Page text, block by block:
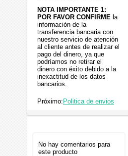
NOTA IMPORTANTE 1:
POR FAVOR CONFIRME la
información de la
transferencia bancaria con
nuestro servicio de atención
al cliente antes de realizar el
pago del dinero, ya que
podríamos no retirar el
dinero con éxito debido a la
inexactitud de los datos
bancarios.
Próximo: Politica de envios
No hay comentarios para
este producto